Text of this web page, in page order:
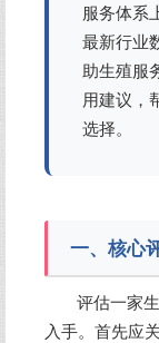
服务体系
最新行业
助生殖服
用建议，
选择。
一、核心
评估一家
入手。首先应